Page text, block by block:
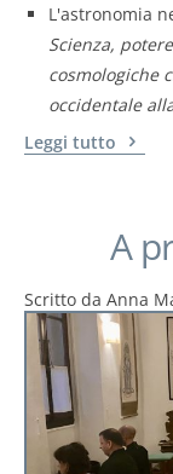
L'astronomia
Scienza,
cosmologiche
occidentale
Leggi tutto
A
Scritto da Anna